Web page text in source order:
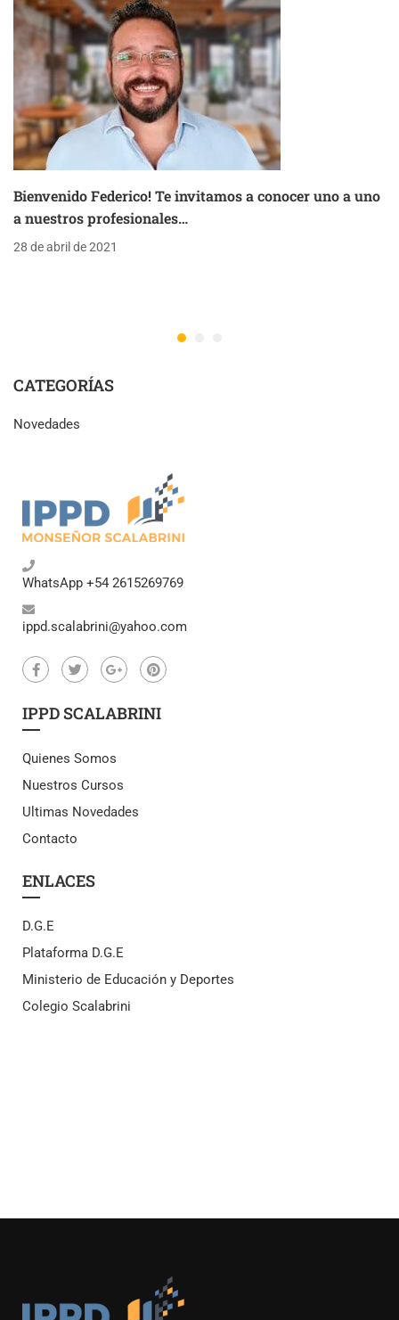
Bienvenido Federico! Te invitamos a conocer uno a uno
a nuestros profesionales…
28 de abril de 2021
CATEGORÍAS
Novedades
WhatsApp +54 2615269769
ippd.scalabrini@yahoo.com
IPPD SCALABRINI
Quienes Somos
Nuestros Cursos
Ultimas Novedades
Contacto
ENLACES
D.G.E
Plataforma D.G.E
Ministerio de Educación y Deportes
Colegio Scalabrini